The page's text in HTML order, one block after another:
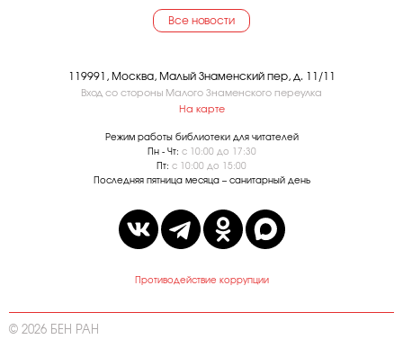
Все новости
119991, Москва, Малый Знаменский пер, д. 11/11
Вход со стороны Малого Знаменского переулка
На карте
Режим работы библиотеки для читателей
Пн - Чт: с 10:00 до 17:30
Пт: с 10:00 до 15:00
Последняя пятница месяца – санитарный день
Противодействие коррупции
© 2026 БЕН РАН